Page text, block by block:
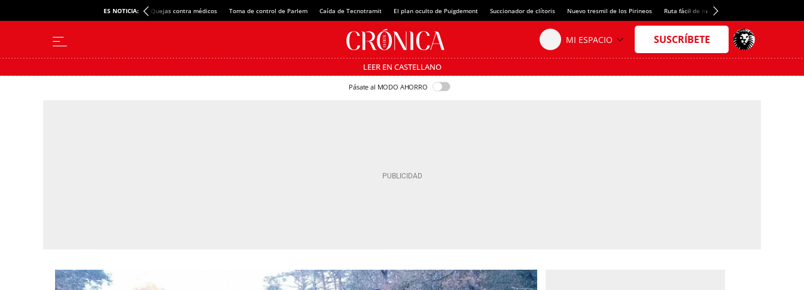
ES NOTICIA: Quejas contra médicos Toma de control de Parlem Caída de Tecnotramit El plan oculto de Puigdemont Succionador de clítoris Nuevo tresmil de los Pirineos Ruta fácil de montaña
LEER EN CASTELLANO
Pásate al MODO AHORRO